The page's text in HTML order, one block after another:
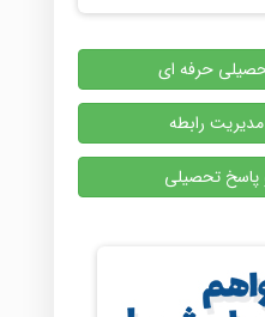
حرفه ای
رابطه
تحصیلی